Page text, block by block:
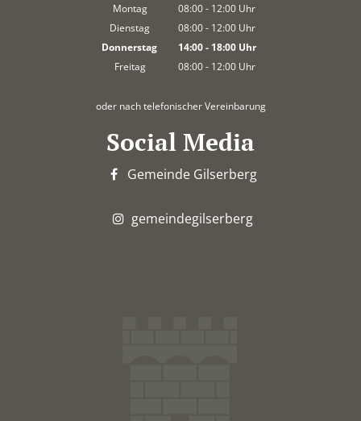
Montag 08:00- 12:00 Uhr
Von 08:00 bis 12:00 Uhr
Dienstag 08:00- 12:00 Uhr
Von 08:00 bis 12:00 Uhr
Donnerstag 14:00- 18:00Uhr
Von 14:00 bis 18:00 Uhr
Freitag 08:00- 12:00 Uhr
oder nach telefonischer Vereinbarung
Social Media
Gemeinde Gilserberg
gemeindegilserberg